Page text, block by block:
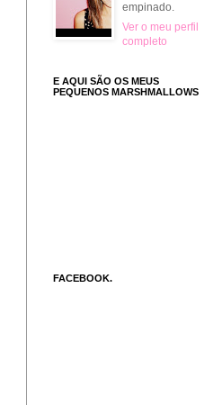
empinado.
Ver o meu perfil
completo
E AQUI SÃO OS MEUS
PEQUENOS MARSHMALLOWS
FACEBOOK.